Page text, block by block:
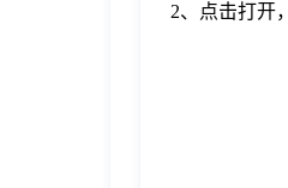
2、点击打开